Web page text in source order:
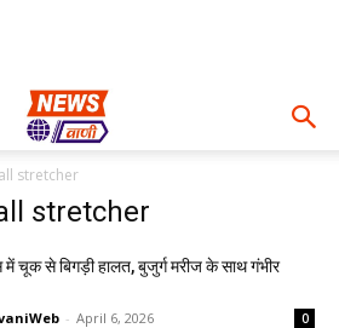
stretcher
stretcher
में चूक से बिगड़ी हालत, बुजुर्ग मरीज के साथ गंभीर
- April 6, 2026 0